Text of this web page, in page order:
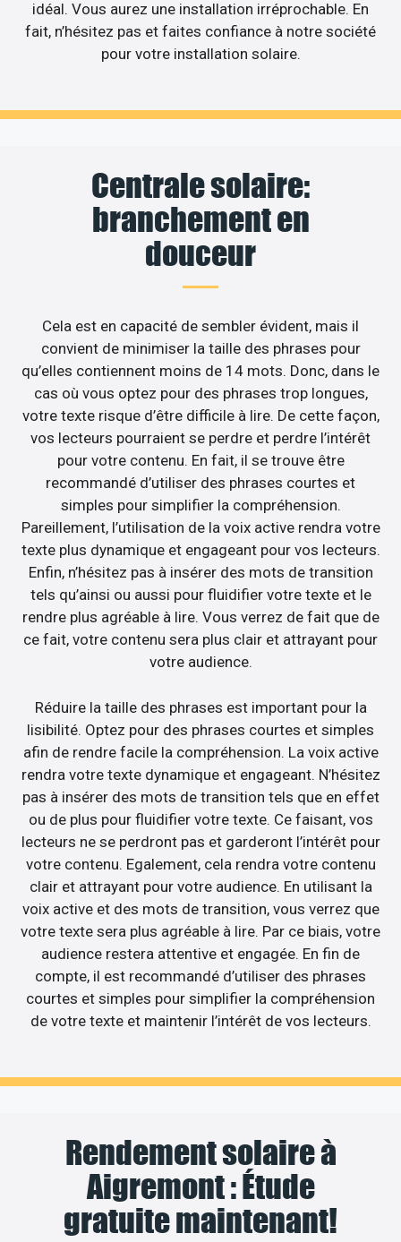
idéal. Vous aurez une installation irréprochable. En
fait, n’hésitez pas et faites confiance à notre société
pour votre installation solaire.
Centrale solaire:
branchement en
douceur
Cela est en capacité de sembler évident, mais il
convient de minimiser la taille des phrases pour
qu’elles contiennent moins de 14 mots. Donc, dans le
cas où vous optez pour des phrases trop longues,
votre texte risque d’être difficile à lire. De cette façon,
vos lecteurs pourraient se perdre et perdre l’intérêt
pour votre contenu. En fait, il se trouve être
recommandé d’utiliser des phrases courtes et
simples pour simplifier la compréhension.
Pareillement, l’utilisation de la voix active rendra votre
texte plus dynamique et engageant pour vos lecteurs.
Enfin, n’hésitez pas à insérer des mots de transition
tels qu’ainsi ou aussi pour fluidifier votre texte et le
rendre plus agréable à lire. Vous verrez de fait que de
ce fait, votre contenu sera plus clair et attrayant pour
votre audience.
Réduire la taille des phrases est important pour la
lisibilité. Optez pour des phrases courtes et simples
afin de rendre facile la compréhension. La voix active
rendra votre texte dynamique et engageant. N’hésitez
pas à insérer des mots de transition tels que en effet
ou de plus pour fluidifier votre texte. Ce faisant, vos
lecteurs ne se perdront pas et garderont l’intérêt pour
votre contenu. Egalement, cela rendra votre contenu
clair et attrayant pour votre audience. En utilisant la
voix active et des mots de transition, vous verrez que
votre texte sera plus agréable à lire. Par ce biais, votre
audience restera attentive et engagée. En fin de
compte, il est recommandé d’utiliser des phrases
courtes et simples pour simplifier la compréhension
de votre texte et maintenir l’intérêt de vos lecteurs.
Rendement solaire à
Aigremont : Étude
gratuite maintenant!